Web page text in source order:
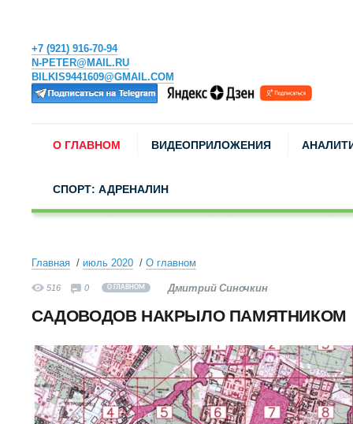
+7 (921) 916-70-94
N-PETER@MAIL.RU
BILKIS9441609@GMAIL.COM
О ГЛАВНОМ ВИДЕОПРИЛОЖЕНИЯ
СПОРТ: АДРЕНАЛИН
Главная июль 2020 О главном
516 0 О ГЛАВНОМ Дмитрий Синочкин
САДОВОДОВ НАКРЫЛО ПАМЯТНИКОМ